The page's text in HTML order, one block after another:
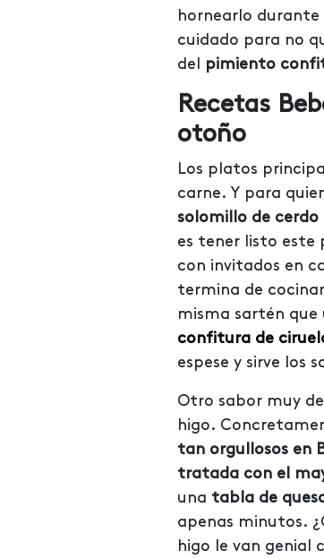
hornearlo
cuidado para no
del
pimiento
Recetas
otoño
Los platos
carne. Y para
solomillo de
es tener listo este
con invitados en
termina de
misma sartén
confitura de
espese y sirve los
Otro sabor muy
higo.
tan orgullosos en
tratada con el
una tabla de
apenas minutos.
higo le van genial